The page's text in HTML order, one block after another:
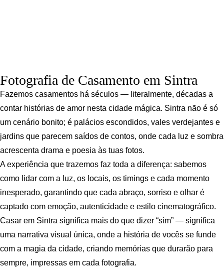
Fotografia de Casamento em Sintra
Fazemos casamentos há séculos — literalmente, décadas a
contar histórias de amor nesta cidade mágica. Sintra não é só
um cenário bonito; é palácios escondidos, vales verdejantes e
jardins que parecem saídos de contos, onde cada luz e sombra
acrescenta drama e poesia às tuas fotos.
A experiência que trazemos faz toda a diferença: sabemos
como lidar com a luz, os locais, os timings e cada momento
inesperado, garantindo que cada abraço, sorriso e olhar é
captado com emoção, autenticidade e estilo cinematográfico.
Casar em Sintra significa mais do que dizer “sim” — significa
uma narrativa visual única, onde a história de vocês se funde
com a magia da cidade, criando memórias que durarão para
sempre, impressas em cada fotografia.